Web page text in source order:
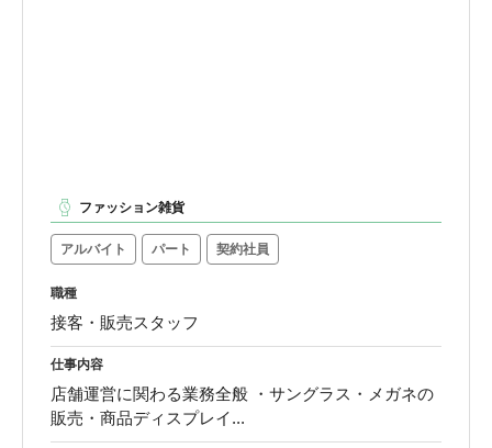
ファッション雑貨
アルバイト パート 契約社員
職種
接客・販売スタッフ
仕事内容
店舗運営に関わる業務全般 ・サングラス・メガネの
販売・商品ディスプレイ...